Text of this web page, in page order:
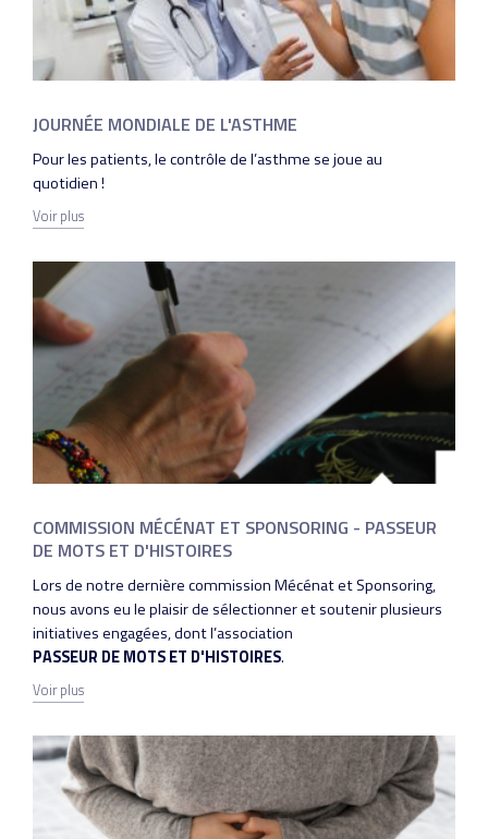
JOURNÉE MONDIALE DE L'ASTHME
Pour les patients, le contrôle de l’asthme se joue au
quotidien !
Voir plus
COMMISSION MÉCÉNAT ET SPONSORING - PASSEUR
DE MOTS ET D'HISTOIRES
Lors de notre dernière commission Mécénat et Sponsoring,
nous avons eu le plaisir de sélectionner et soutenir plusieurs
initiatives engagées, dont l’association
PASSEUR DE MOTS ET D'HISTOIRES.
Voir plus